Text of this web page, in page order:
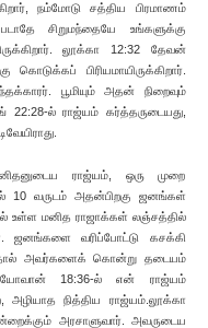
நம்மோடு சத்திய பிரமாணம்
சிறுமந்தையே உங்களுக்கு
லூக்கா 12:32 தேவன்
பிரியமாயிருக்கிறார்.
பூமியும் அதன் நிறைவும்
22:28-ல் ராஜ்யம் கர்த்தருடையது,
ராஜ்யம், ஒரு முறை
10 வருடம் அதன்பிறகு ஜனங்கள்
உள்ள மனித ராஜாக்கள் லஞ்சத்தில்
ஜனங்களை வரிப்போட்டு கசக்கி
அவர்களைக் கொன்று தடையம்
18:36-ல் என் ராஜ்யம்
அழியாத நித்திய ராஜ்யம்.லூக்கா
அரசாளுவார். அவருடைய